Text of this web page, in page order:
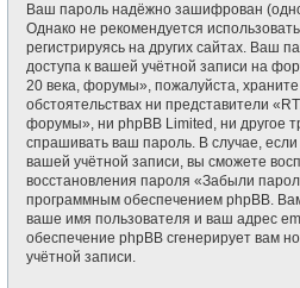
Ваш пароль надёжно зашифрован
Однако не рекомендуется
регистрируясь на других сайтах. Ваш
доступа к вашей учётной записи на
20 века, форумы», пожалуйста, храните
обстоятельствах ни представители
форумы», ни phpBB Limited, ни другое
спрашивать ваш пароль. В случае,
вашей учётной записи, вы сможете
восстановления пароля «Забыли
программным обеспечением phpBB.
ваше имя пользователя и ваш адрес
обеспечение phpBB сгенерирует вам
учётной записи.